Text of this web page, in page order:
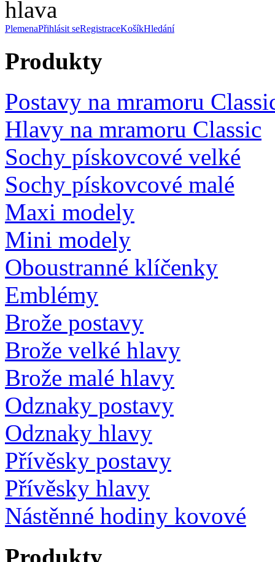
PlemenaPřihlásit seRegistraceKošíkHledání
Produkty
Postavy na mramoru
Hlavy na mramoru Classic
Sochy pískovcové velké
Sochy pískovcové malé
Maxi modely
Mini modely
Oboustranné klíčenky
Emblémy
Brože postavy
Brože velké hlavy
Brože malé hlavy
Odznaky postavy
Odznaky hlavy
Přívěsky postavy
Přívěsky hlavy
Nástěnné hodiny kovové
Produkty